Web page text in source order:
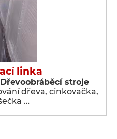
linka
stroje
dřeva, cinkovačka,
…